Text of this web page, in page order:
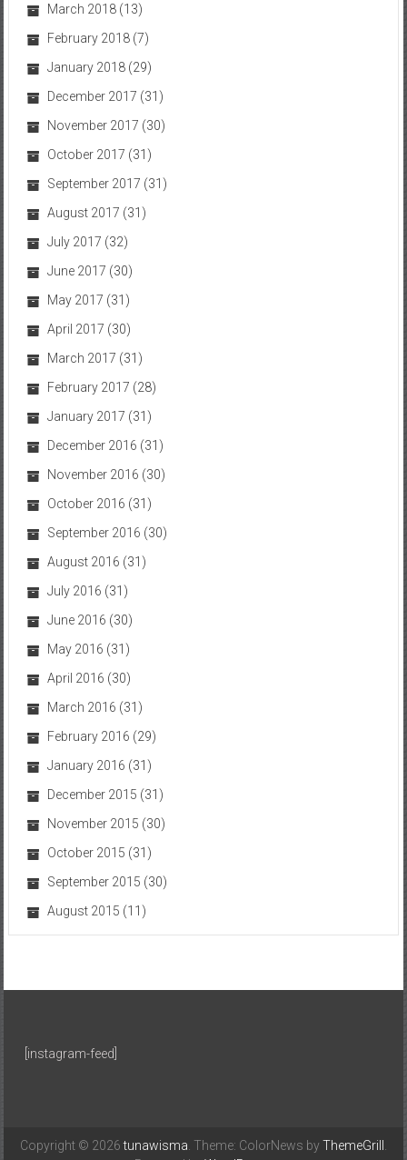
March 2018(13)
February 2018(7)
January 2018(29)
December 2017 (31)
November 2017 (30)
October 2017 (31)
September 2017 (31)
August 2017 (31)
July 2017 (32)
June 2017 (30)
May 2017 (31)
April 2017 (30)
March 2017 (31)
February 2017 (28)
January 2017 (31)
December 2016 (31)
November 2016 (30)
October 2016 (31)
September 2016 (30)
August 2016 (31)
July 2016 (31)
June 2016 (30)
May 2016 (31)
April 2016 (30)
March 2016 (31)
February 2016 (29)
January 2016 (31)
December 2015 (31)
November 2015 (30)
October 2015 (31)
September 2015 (30)
August 2015 (11)
[instagram-feed]
Copyright © 2026tunawisma . Theme: ColorNews byThemeGrill